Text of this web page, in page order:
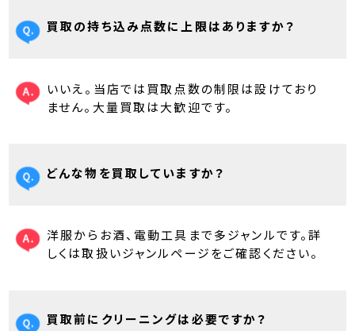
買取の持ち込み点数に上限はありますか？
いいえ。当店では買取点数の制限は設けており
ません。大量買取は大歓迎です。
どんな物を買取していますか？
洋服からお酒、電動工具まで多ジャンルです。詳
しくは取扱いジャンルページをご確認ください。
買取前にクリーニングは必要ですか？